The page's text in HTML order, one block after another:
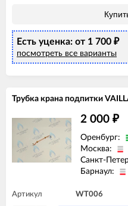
Есть уценка: от 1 700 ₽
посмотреть все варианты
Трубка крана подпитки
2 000 ₽
Оренбург:
Москва:
Санкт-
Барнаул:
Артикул WT006